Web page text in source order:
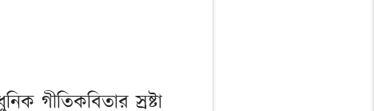
গীতিকবিতার স্রষ্টা